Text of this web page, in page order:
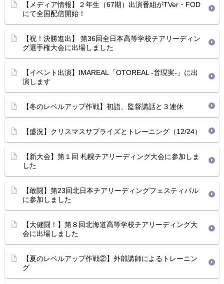
【メディア情報】２年生（67期）出演番組がTVer・FOD
にて全国配信開始！
【祝！決勝進出】 第36回全日本高等学校チアリーディン
グ選手権大会に出場しました
【イベント出演】IMAREAL「OTOREAL -音現実-」に出
演します
【冬のレベルアップ作戦】初詣、監督講話と３連休
【盛況】クリスマスサプライズとトレーニング（12/24）
【新大会】第１回 札幌チアリーディング大会に参加しま
した
【敢闘】第23回北日本チアリーディングフェスティバル
に参加しました
【大健闘！】第８回北海道高等学校チアリーディング大
会に出場しました
【夏のレベルアップ作戦②】外部講師によるトレーニン
グ